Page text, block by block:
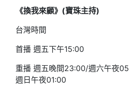
《換我來顧》(寶珠主持)
台灣時間
首播 週五下午15:00
重播 週五晚間23:00/週六午夜
週日午夜01:00